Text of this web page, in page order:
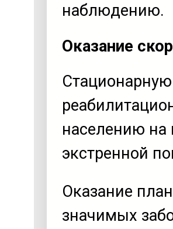
наблюдению.
Оказание
населению на
экстренной
Оказание
значимых